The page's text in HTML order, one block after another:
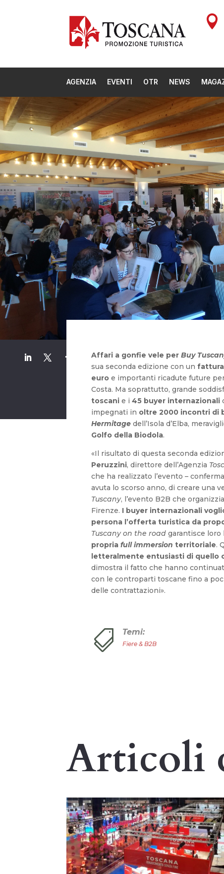

AGENZIA EVENTI OTR NEWS
Affari a gonfie vele perBuy
sua seconda edizione con un
euro e importanti ricadute future per
Costa. Ma soprattutto, grande
toscani e i45 buyer internazionali
impegnati in oltre 2000 incontri di
Hermitage dell’Isola d’Elba,
Golfo della Biodola.
«Il risultato di questa seconda
Peruzzini, direttore dell’Agenzia
che ha realizzato l’evento –
avuta lo scorso anno, di creare una
Tuscany, l’evento B2B che
Firenze. I buyer internazionali
persona l’offerta turistica da
Tuscany on the road garantisce
propriafull immersion territoriale.
letteralmente entusiasti di quello
dimostra il fatto che hanno
con le controparti toscane fino a
delle contrattazioni».
 Temi:
Fiere & B2B
Articoli